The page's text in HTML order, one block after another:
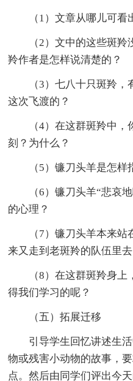
（1）文章从哪儿可看
（2）文中的这些斑羚
羚作者是怎样说清楚的？
（3）七八十只斑羚，
这次飞渡的？
（4）在这群斑羚中，
刻？为什么？
（5）镰刀头羊是怎样
（6）镰刀头羊“悲哀地
的心理？
（7）镰刀头羊本来站
来又走到老斑羚的队伍里去
（8）在这群斑羚身上
得我们学习的呢？
（五）拓展迁移
引导学生回忆讲述生活
物或残害小动物的故事，
点。然后由同学们评出今天